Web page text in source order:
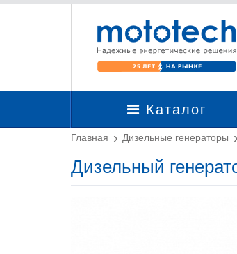
Каталог
Главная Дизельные генераторы
Дизельный